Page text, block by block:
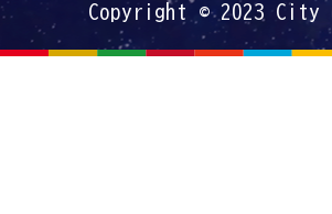
Copyright © 2023